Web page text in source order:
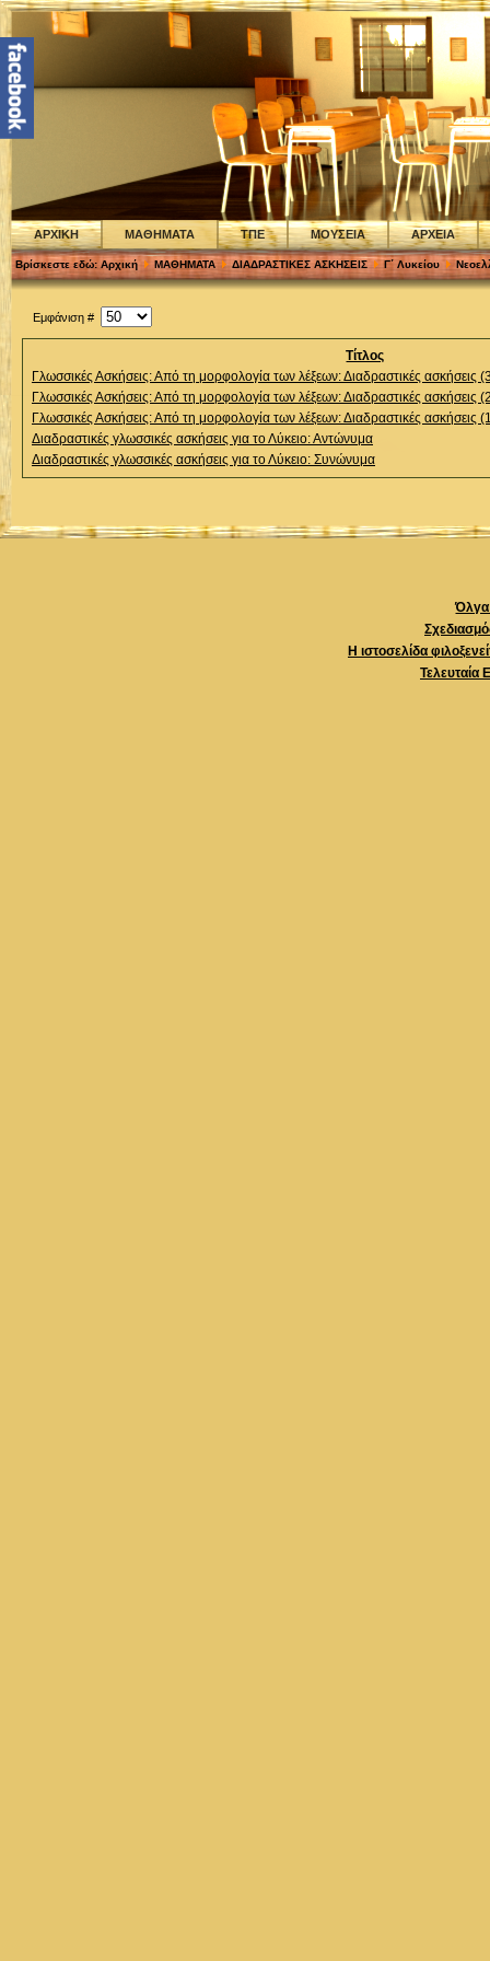
ΑΡΧΙΚΗ ΜΑΘΗΜΑΤΑ ΤΠΕ ΜΟΥΣΕΙΑ ΑΡΧΕΙΑ
Βρίσκεστε εδώ: Αρχική ΜΑΘΗΜΑΤΑ ΔΙΑΔΡΑΣΤΙΚΕΣ ΑΣΚΗΣΕΙΣ Γ΄ Λυκείου
Εμφάνιση #
Τίτλος
Γλωσσικές Ασκήσεις: Από τη μορφολογία των λέξεων: Διαδραστικές ασκήσεις
Γλωσσικές Ασκήσεις: Από τη μορφολογία των λέξεων: Διαδραστικές ασκήσεις
Γλωσσικές Ασκήσεις: Από τη μορφολογία των λέξεων: Διαδραστικές ασκήσεις
Διαδραστικές γλωσσικές ασκήσεις για το Λύκειο: Αντώνυμα
Διαδραστικές γλωσσικές ασκήσεις για το Λύκειο: Συνώνυμα
Όλγα
Η ιστοσελίδα
Τελευταία